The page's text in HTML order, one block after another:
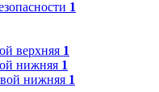
1
верхняя 1
нижняя 1
нижняя 1